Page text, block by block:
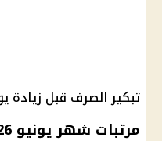
تبكير الصرف قبل زيادة